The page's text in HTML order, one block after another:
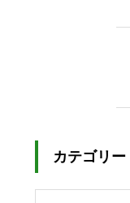
カテゴリー